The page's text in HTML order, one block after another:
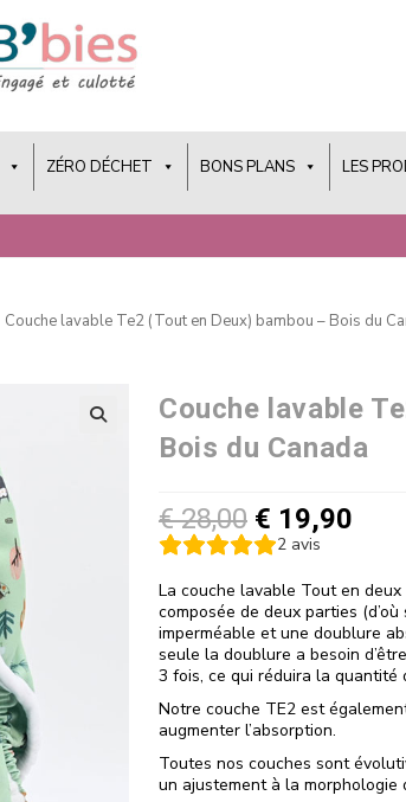
ZÉRO DÉCHET BONS PLANS LES
Couche lavable Te2 (Tout en Deux) bambou – Bois du
Couche lavable
Bois du Canada
€28,00 € 19,90
2avis
La couche lavable Tout en
composée de deux parties
imperméable et une doublure
seule la doublure a besoin
3 fois, ce qui réduira la quantité
Notre couche TE2 est
augmenter l’absorption.
Toutes nos couches sont
un ajustement à la